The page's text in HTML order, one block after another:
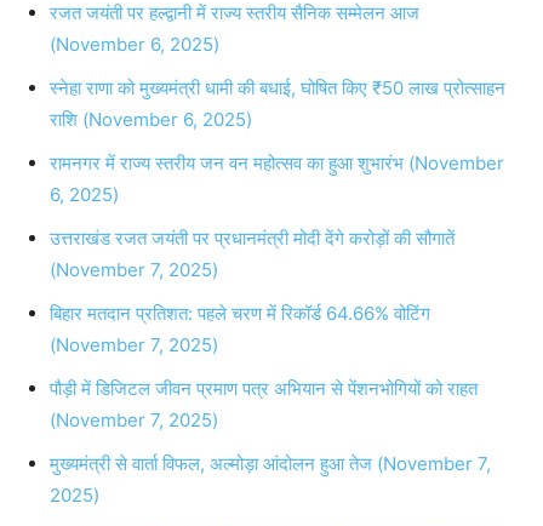
रजत जयंती पर हल्द्वानी में राज्य स्तरीय सैनिक सम्मेलन आज
(November 6, 2025)
स्नेहा राणा को मुख्यमंत्री धामी की बधाई, घोषित किए ₹50 लाख प्रोत्साहन
राशि (November 6, 2025)
रामनगर में राज्य स्तरीय जन वन महोत्सव का हुआ शुभारंभ (November
6, 2025)
उत्तराखंड रजत जयंती पर प्रधानमंत्री मोदी देंगे करोड़ों की सौगातें
(November 7, 2025)
बिहार मतदान प्रतिशत: पहले चरण में रिकॉर्ड 64.66% वोटिंग
(November 7, 2025)
पौड़ी में डिजिटल जीवन प्रमाण पत्र अभियान से पेंशनभोगियों को राहत
(November 7, 2025)
मुख्यमंत्री से वार्ता विफल, अल्मोड़ा आंदोलन हुआ तेज (November 7,
2025)